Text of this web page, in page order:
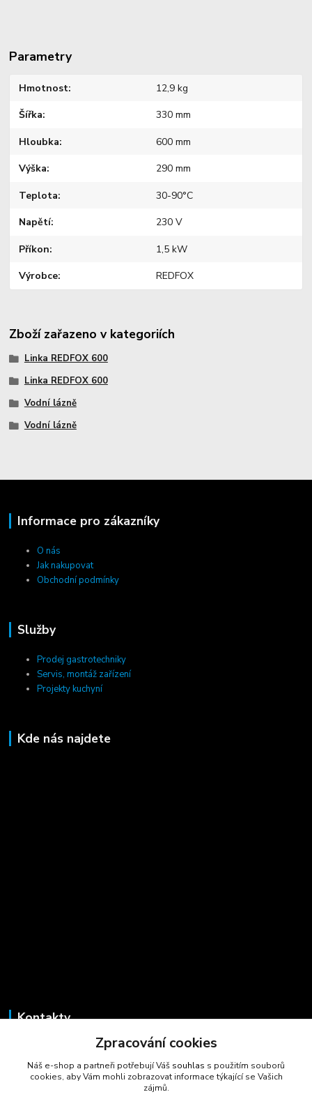
Parametry
Hmotnost 12,9 kg
Šířka 330 mm
Hloubka 600 mm
Výška 290 mm
Teplota 30-90°C
Napětí 230 V
Příkon 1,5 kW
Výrobce REDFOX
Zboží zařazeno v kategoriích
Linka REDFOX 600
Linka REDFOX 600
Vodní lázně
Vodní lázně
Informace pro zákazníky
O nás
Jak nakupovat
Obchodní podmínky
Služby
Prodej gastrotechniky
Servis, montáž zařízení
Projekty kuchyní
Kde nás najdete
Kontakty
+420 723 725 881
(Po-Pá, 8-16 hod.)
Zpracování cookies
Náš e-shop a partneři potřebují Váš souhlas s použitím souborů
cookies, aby Vám mohli zobrazovat informace týkající se Vašich
zájmů.